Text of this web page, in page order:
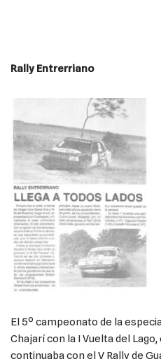
Rally Entrerriano
El 5º campeonato de la
Chajarí con la I Vuelta del
continuaba con el V Rally de